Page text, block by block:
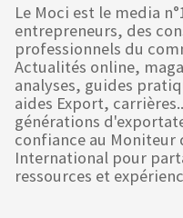
Le Moci est le media
entrepreneurs, des
professionnels du
Actualités online,
analyses, guides
aides Export,
générations
confiance au Moniteur
International pour
ressources et